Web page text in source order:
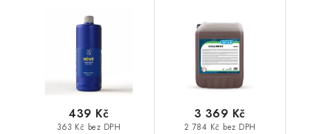
363 Kč bez DPH
439 Kč
2 784 Kč bez DPH
3 369 Kč